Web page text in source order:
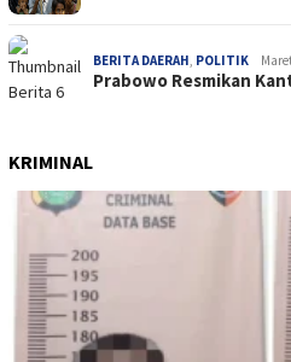
BERITA DAERAH, POLITIK
Prabowo Resmikan
KRIMINAL